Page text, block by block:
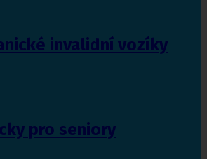
invalidní vozíky
pro seniory